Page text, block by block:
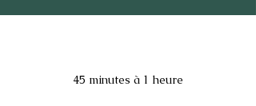
45 minutes à 1 heure